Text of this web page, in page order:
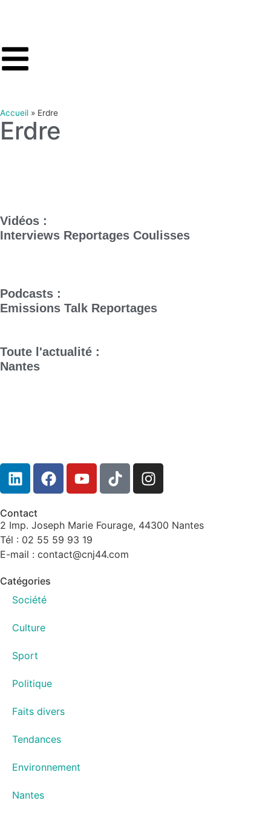
Accueil » Erdre
Erdre
Vidéos :
Interviews Reportages Coulisses
Podcasts :
Emissions Talk Reportages
Toute l'actualité :
Nantes
Contact
2 Imp. Joseph Marie Fourage, 44300 Nantes
Tél : 02 55 59 93 19
E-mail : contact@cnj44.com
Catégories
Société
Culture
Sport
Politique
Faits divers
Tendances
Environnement
Nantes